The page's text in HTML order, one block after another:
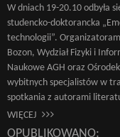
W dniach 19-20.10 odbyła
studencko-doktorancka
technologii”.
Bozon, Wydział Fizyki i
Naukowe AGH oraz
wybitnych specjalistów w
spotkania z autorami
WIĘCEJ
OPUBLIKOWANO: